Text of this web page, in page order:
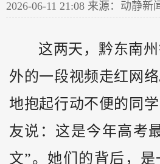
2026-06-11 21:08 来源：动静新
这两天， 黔东南
外的一段视频走红网
地抱起行动不便的同
友说：这是今年高考
文”。她们的背后，